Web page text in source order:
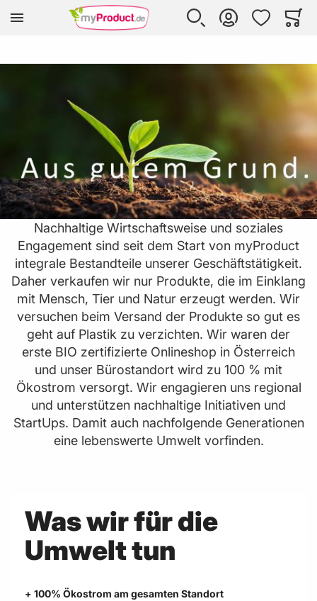
Zur Homepage
SUCHE
KONTO WUNSCHLISTE
Nachhaltige Wirtschaftsweise und soziales
Engagement sind seit dem Start von myProduct
integrale Bestandteile unserer Geschäftstätigkeit.
Daher verkaufen wir nur Produkte, die im Einklang
mit Mensch, Tier und Natur erzeugt werden. Wir
versuchen beim Versand der Produkte so gut es
geht auf Plastik zu verzichten. Wir waren der
erste BIO zertifizierte Onlineshop in Österreich
und unser Bürostandort wird zu 100 % mit
Ökostrom versorgt. Wir engagieren uns regional
und unterstützen nachhaltige Initiativen und
StartUps. Damit auch nachfolgende Generationen
eine lebenswerte Umwelt vorfinden.
Was wir für die
Umwelt tun
+ 100% Ökostrom am gesamten Standort